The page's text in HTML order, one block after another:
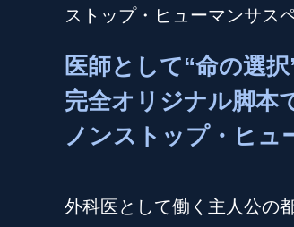
ストップ・ヒューマンサス
医師として“命の選
完全オリジナル脚本
ノンストップ・ヒュ
外科医として働く主人公の